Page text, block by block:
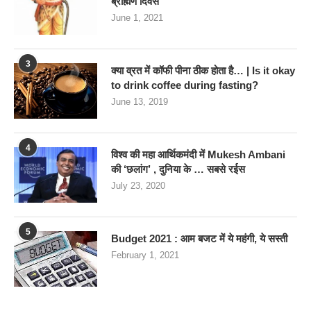
June 1, 2021
3
क्या व्रत में कॉफी पीना ठीक होता है… | Is it okay
to drink coffee during fasting?
June 13, 2019
4
विश्व की महा आर्थिकमंदी में Mukesh Ambani
की ‘छलांग’ , दुनिया के … सबसे रईस
July 23, 2020
5
Budget 2021 : आम बजट में ये महंगी, ये सस्‍ती
February 1, 2021